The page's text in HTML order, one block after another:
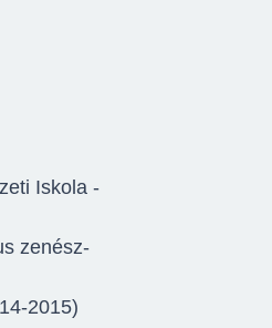
Iskola -
zenész-
2015)